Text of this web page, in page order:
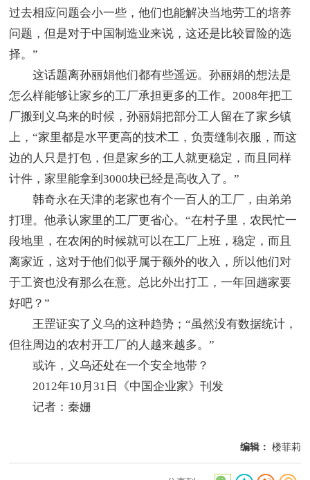
过去相应问题会小一些，他们也能解决当地劳工的培养
问题，但是对于中国制造业来说，这还是比较冒险的选
择。”
这话题离孙丽娟他们都有些遥远。孙丽娟的想法是
怎么样能够让家乡的工厂承担更多的工作。2008年把工
厂搬到义乌来的时候，孙丽娟把部分工人留在了家乡镇
上，“家里都是水平更高的技术工，负责缝制衣服，而这
边的人只是打包，但是家乡的工人就更稳定，而且同样
计件，家里能拿到3000块已经是高收入了。”
韩奇永在天津的老家也有个一百人的工厂，由弟弟
打理。他承认家里的工厂更省心。“在村子里，农民忙一
段地里，在农闲的时候就可以在工厂上班，稳定，而且
离家近，这对于他们似乎属于额外的收入，所以他们对
于工资也没有那么在意。总比外出打工，一年回趟家要
好吧？”
王罡证实了义乌的这种趋势；“虽然没有数据统计，
但往周边的农村开工厂的人越来越多。”
或许，义乌还处在一个安全地带？
2012年10月31日《中国企业家》刊发
记者：秦姗
编辑： 楼菲莉